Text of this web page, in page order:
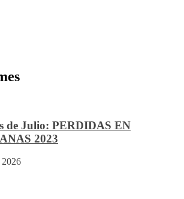
de Julio: PERDIDAS EN
2023
2026